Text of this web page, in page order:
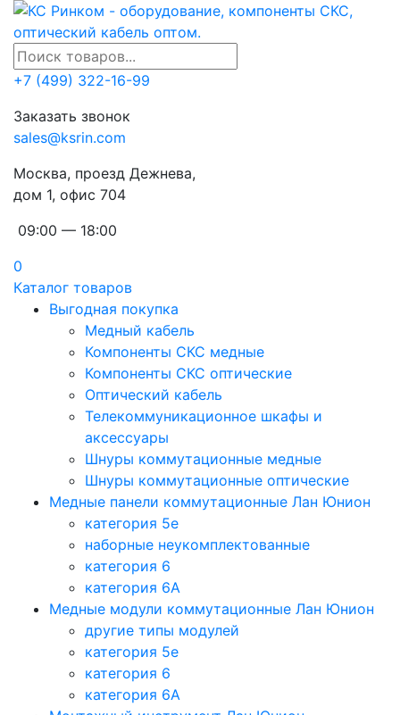
+7 (499) 322-16-99
Заказать звонок
sales@ksrin.com
Москва, проезд Дежнева,
дом 1, офис 704
09:00 — 18:00
0
Каталог товаров
Выгодная покупка
Медный кабель
Компоненты СКС медные
Компоненты СКС оптические
Оптический кабель
Телекоммуникационное шкафы и
аксессуары
Шнуры коммутационные медные
Шнуры коммутационные оптические
Медные панели коммутационные Лан Юнион
категория 5e
наборные неукомплектованные
категория 6
категория 6A
Медные модули коммутационные Лан Юнион
другие типы модулей
категория 5е
категория 6
категория 6A